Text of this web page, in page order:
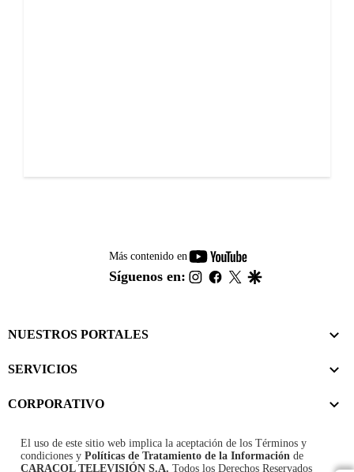
Más contenido en
youtube-
footer
Síguenos en: instagram
facebook
twitter
NUESTROS PORTALES
SERVICIOS
CORPORATIVO
El uso de este sitio web implica la aceptación de los Términos y
condiciones y Políticas de Tratamiento de la Información de
CARACOL TELEVISIÓN S.A. Todos los Derechos Reservados